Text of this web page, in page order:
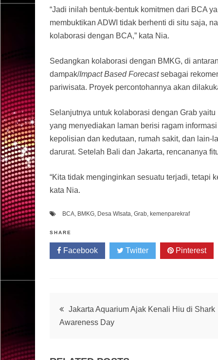
“Jadi inilah bentuk-bentuk komitmen dari BCA
membuktikan ADWI tidak berhenti di situ saja,
kolaborasi dengan BCA,” kata Nia.
Sedangkan kolaborasi dengan BMKG, di
dampak/Impact Based Forecastsebagai
pariwisata. Proyek percontohannya akan
Selanjutnya untuk kolaborasi dengan Grab
yang menyediakan laman berisi ragam
kepolisian dan kedutaan, rumah sakit, dan
darurat. Setelah Bali dan Jakarta, rencananya
“Kita tidak menginginkan sesuatu terjadi, tetapi
kata Nia.
BCA, BMKG, Desa WIsata, Grab, kemenparekraf
SHARE
Facebook Twitter Pinterest
Post
navigation
Jakarta Aquarium Ajak Kenali Hiu di Shark
Awareness Day